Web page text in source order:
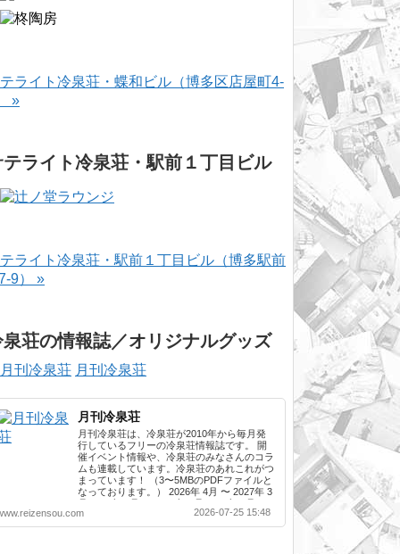
ライト冷泉荘・蝶和ビル（博多区店屋町4-
»
テライト冷泉荘・駅前１丁目ビル
ライト冷泉荘・駅前１丁目ビル（博多駅前
9） »
泉荘の情報誌／オリジナルグッズ
月刊冷泉荘
月刊冷泉荘
月刊冷泉荘は、冷泉荘が2010年から毎月発
行しているフリーの冷泉荘情報誌です。 開
催イベント情報や、冷泉荘のみなさんのコラ
ムも連載しています。冷泉荘のあれこれがつ
まっています！ （3〜5MBのPDFファイルと
なっております。） 2026年 4月 〜 2027年 3
月 2025年 4月 〜 2026年 3月 2024年 4月 〜
2025年 3月 2023年 4月 〜 2024年 3月 2022
年 4月 〜 2023年 3月 2021年 4月 〜 2022年
2026-07-25 15:48